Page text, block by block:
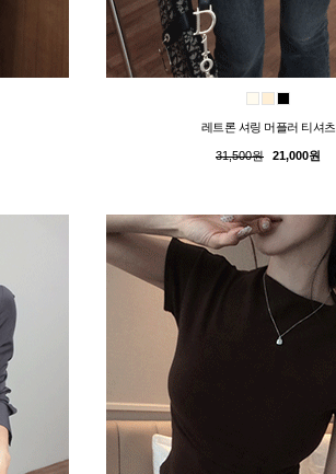
레트론 셔링 머플러 티셔츠
31,500원 21,000원